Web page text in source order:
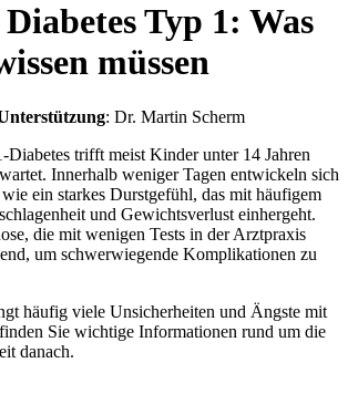
Typ 1: Was
müssen
: Dr. Martin Scherm
Diabetes trifft meist Kinder unter 14 Jahren
Innerhalb weniger Tagen entwickeln sich
ein starkes Durstgefühl, das mit häufigem
und Gewichtsverlust einhergeht.
die mit wenigen Tests in der Arztpraxis
um schwerwiegende Komplikationen zu
häufig viele Unsicherheiten und Ängste mit
Sie wichtige Informationen rund um die
danach.